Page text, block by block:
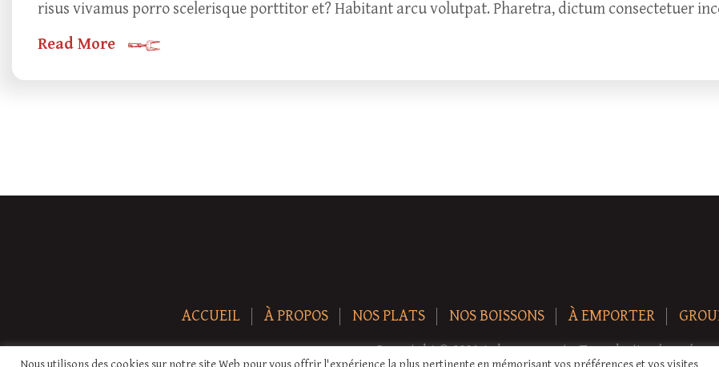
risus vivamus porro scelerisque porttitor et? Habitant arcu volutpat. Pharetra, dictum consectetuer
Read More
ACCUEIL À PROPOS NOS PLATS NOS BOISSONS À EMPORTER
Copyright © 2026 Auberge-ecurie. Tous droits réservés.
Nous utilisons des cookies sur notre site Web pour vous offrir l'expérience la plus pertinente en mémorisant vos préférences et vos visites